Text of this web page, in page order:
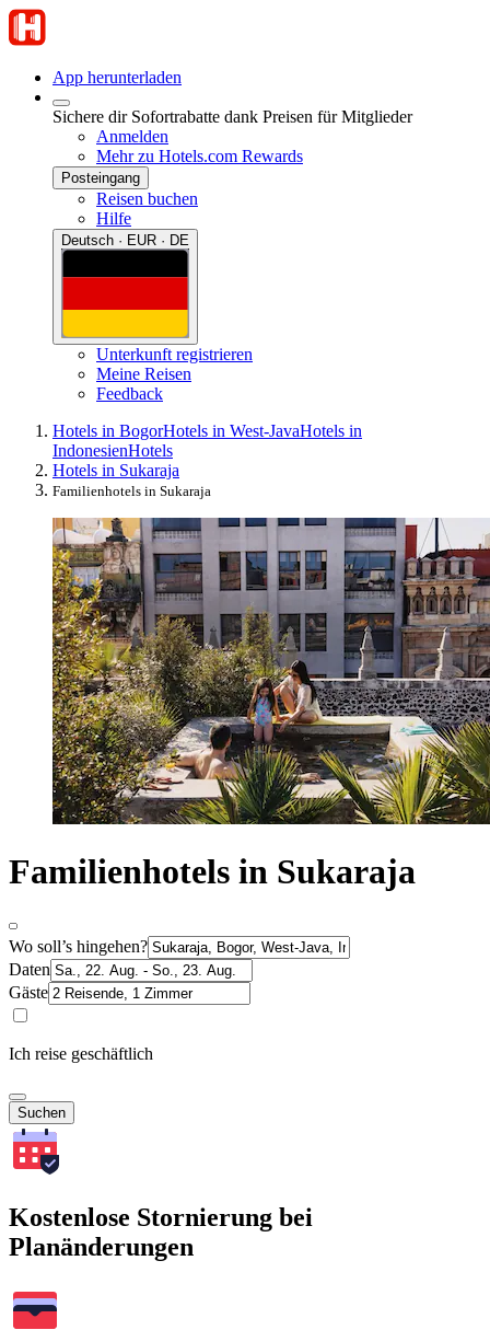
App herunterladen
Sichere dir Sofortrabatte dank Preisen für Mitglieder
Anmelden
Mehr zu Hotels.com Rewards
Posteingang
Reisen buchen
Hilfe
Deutsch · EUR · DE
Unterkunft registrieren
Meine Reisen
Feedback
Hotels in BogorHotels in West-JavaHotels in
IndonesienHotels
Hotels in Sukaraja
Familienhotels in Sukaraja
Familienhotels in Sukaraja
Wo soll’s hingehen?
Daten
Gäste
Ich reise geschäftlich
Suchen
Kostenlose Stornierung bei
Planänderungen